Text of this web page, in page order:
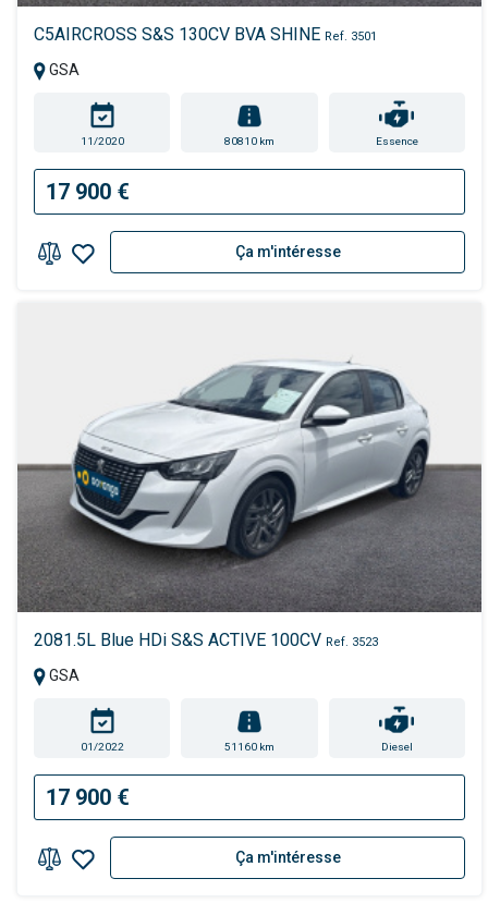
C5AIRCROSS S&S 130CV BVA SHINE Ref. 3501
GSA
11/2020 80810 km Essence
17 900 €
Ça m'intéresse
2081.5L Blue HDi S&S ACTIVE 100CV Ref. 3523
GSA
01/2022 51160 km Diesel
17 900 €
Ça m'intéresse